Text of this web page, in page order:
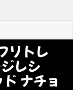
リトレ
レシ
ナチョ